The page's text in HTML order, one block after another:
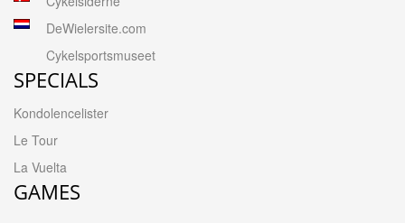
DeWielersite.com
Cykelsportsmuseet
SPECIALS
Kondolencelister
Le Tour
La Vuelta
GAMES